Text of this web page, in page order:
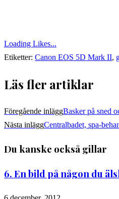
Loading Likes...
Etiketter: Canon EOS 5D Mark II,
Läs fler artiklar
Föregående inläggBasker på sned
Nästa inläggCentralbadet, spa-
Du kanske också gillar
6. En bild på någon du